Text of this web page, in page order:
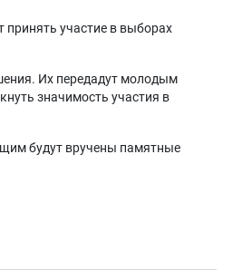
принять участие в выборах
Их передадут молодым
значимость участия в
будут вручены памятные